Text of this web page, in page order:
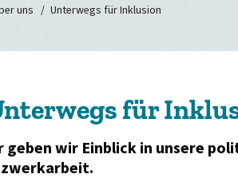
uns Unterwegs für Inklusion
für
geben wir Einblick in unsere